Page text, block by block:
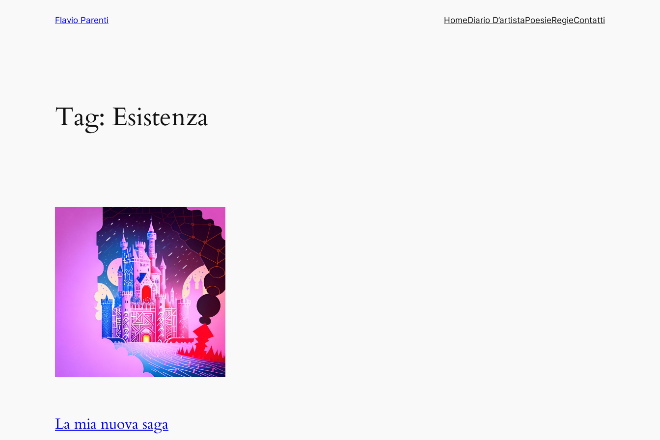
Flavio Parenti HomeDiario D’artistaPoesieRegieContatti
Tag: Esistenza
La mia nuova saga